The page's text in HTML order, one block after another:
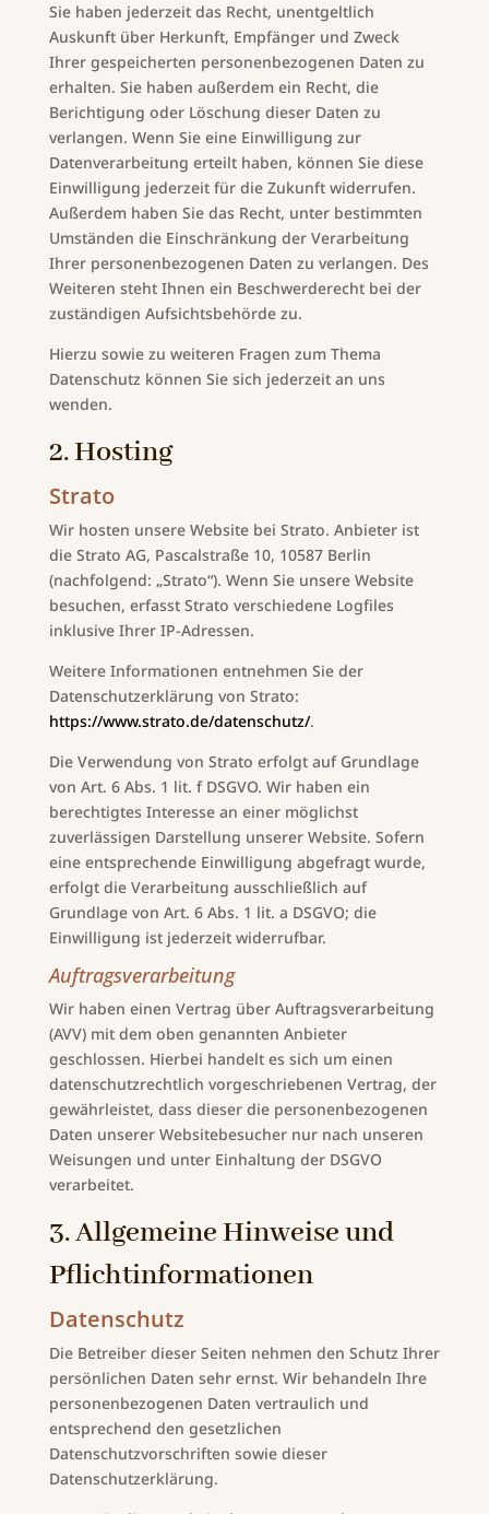
Sie haben jederzeit das Recht, unentgeltlich
Auskunft über Herkunft, Empfänger und Zweck
Ihrer gespeicherten personenbezogenen Daten zu
erhalten. Sie haben außerdem ein Recht, die
Berichtigung oder Löschung dieser Daten zu
verlangen. Wenn Sie eine Einwilligung zur
Datenverarbeitung erteilt haben, können Sie diese
Einwilligung jederzeit für die Zukunft widerrufen.
Außerdem haben Sie das Recht, unter bestimmten
Umständen die Einschränkung der Verarbeitung
Ihrer personenbezogenen Daten zu verlangen. Des
Weiteren steht Ihnen ein Beschwerderecht bei der
zuständigen Aufsichtsbehörde zu.
Hierzu sowie zu weiteren Fragen zum Thema
Datenschutz können Sie sich jederzeit an uns
wenden.
2. Hosting
Strato
Wir hosten unsere Website bei Strato. Anbieter ist
die Strato AG, Pascalstraße 10, 10587 Berlin
(nachfolgend: „Strato“). Wenn Sie unsere Website
besuchen, erfasst Strato verschiedene Logfiles
inklusive Ihrer IP-Adressen.
Weitere Informationen entnehmen Sie der
Datenschutzerklärung von Strato:
https://www.strato.de/datenschutz/.
Die Verwendung von Strato erfolgt auf Grundlage
von Art. 6 Abs. 1 lit. f DSGVO. Wir haben ein
berechtigtes Interesse an einer möglichst
zuverlässigen Darstellung unserer Website. Sofern
eine entsprechende Einwilligung abgefragt wurde,
erfolgt die Verarbeitung ausschließlich auf
Grundlage von Art. 6 Abs. 1 lit. a DSGVO; die
Einwilligung ist jederzeit widerrufbar.
Auftragsverarbeitung
Wir haben einen Vertrag über Auftragsverarbeitung
(AVV) mit dem oben genannten Anbieter
geschlossen. Hierbei handelt es sich um einen
datenschutzrechtlich vorgeschriebenen Vertrag, der
gewährleistet, dass dieser die personenbezogenen
Daten unserer Websitebesucher nur nach unseren
Weisungen und unter Einhaltung der DSGVO
verarbeitet.
3. Allgemeine Hinweise und
Pflicht­informationen
Datenschutz
Die Betreiber dieser Seiten nehmen den Schutz Ihrer
persönlichen Daten sehr ernst. Wir behandeln Ihre
personenbezogenen Daten vertraulich und
entsprechend den gesetzlichen
Datenschutzvorschriften sowie dieser
Datenschutzerklärung.